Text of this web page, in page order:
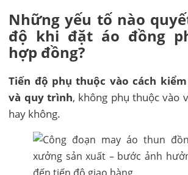
Những yếu tố nào
độ khi đặt áo đồng
hợp đồng?
Tiến độ phụ thuộc vào cách
và quy trình, không phụ thuộc vào
hay không.